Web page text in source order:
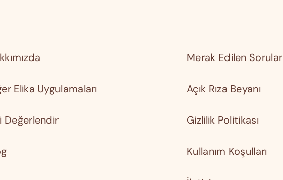
Elika Uygulamaları
Değerlendir
Merak Edilen Sorular
Açık Rıza Beyanı
Gizlilik Politikası
Kullanım Koşulları